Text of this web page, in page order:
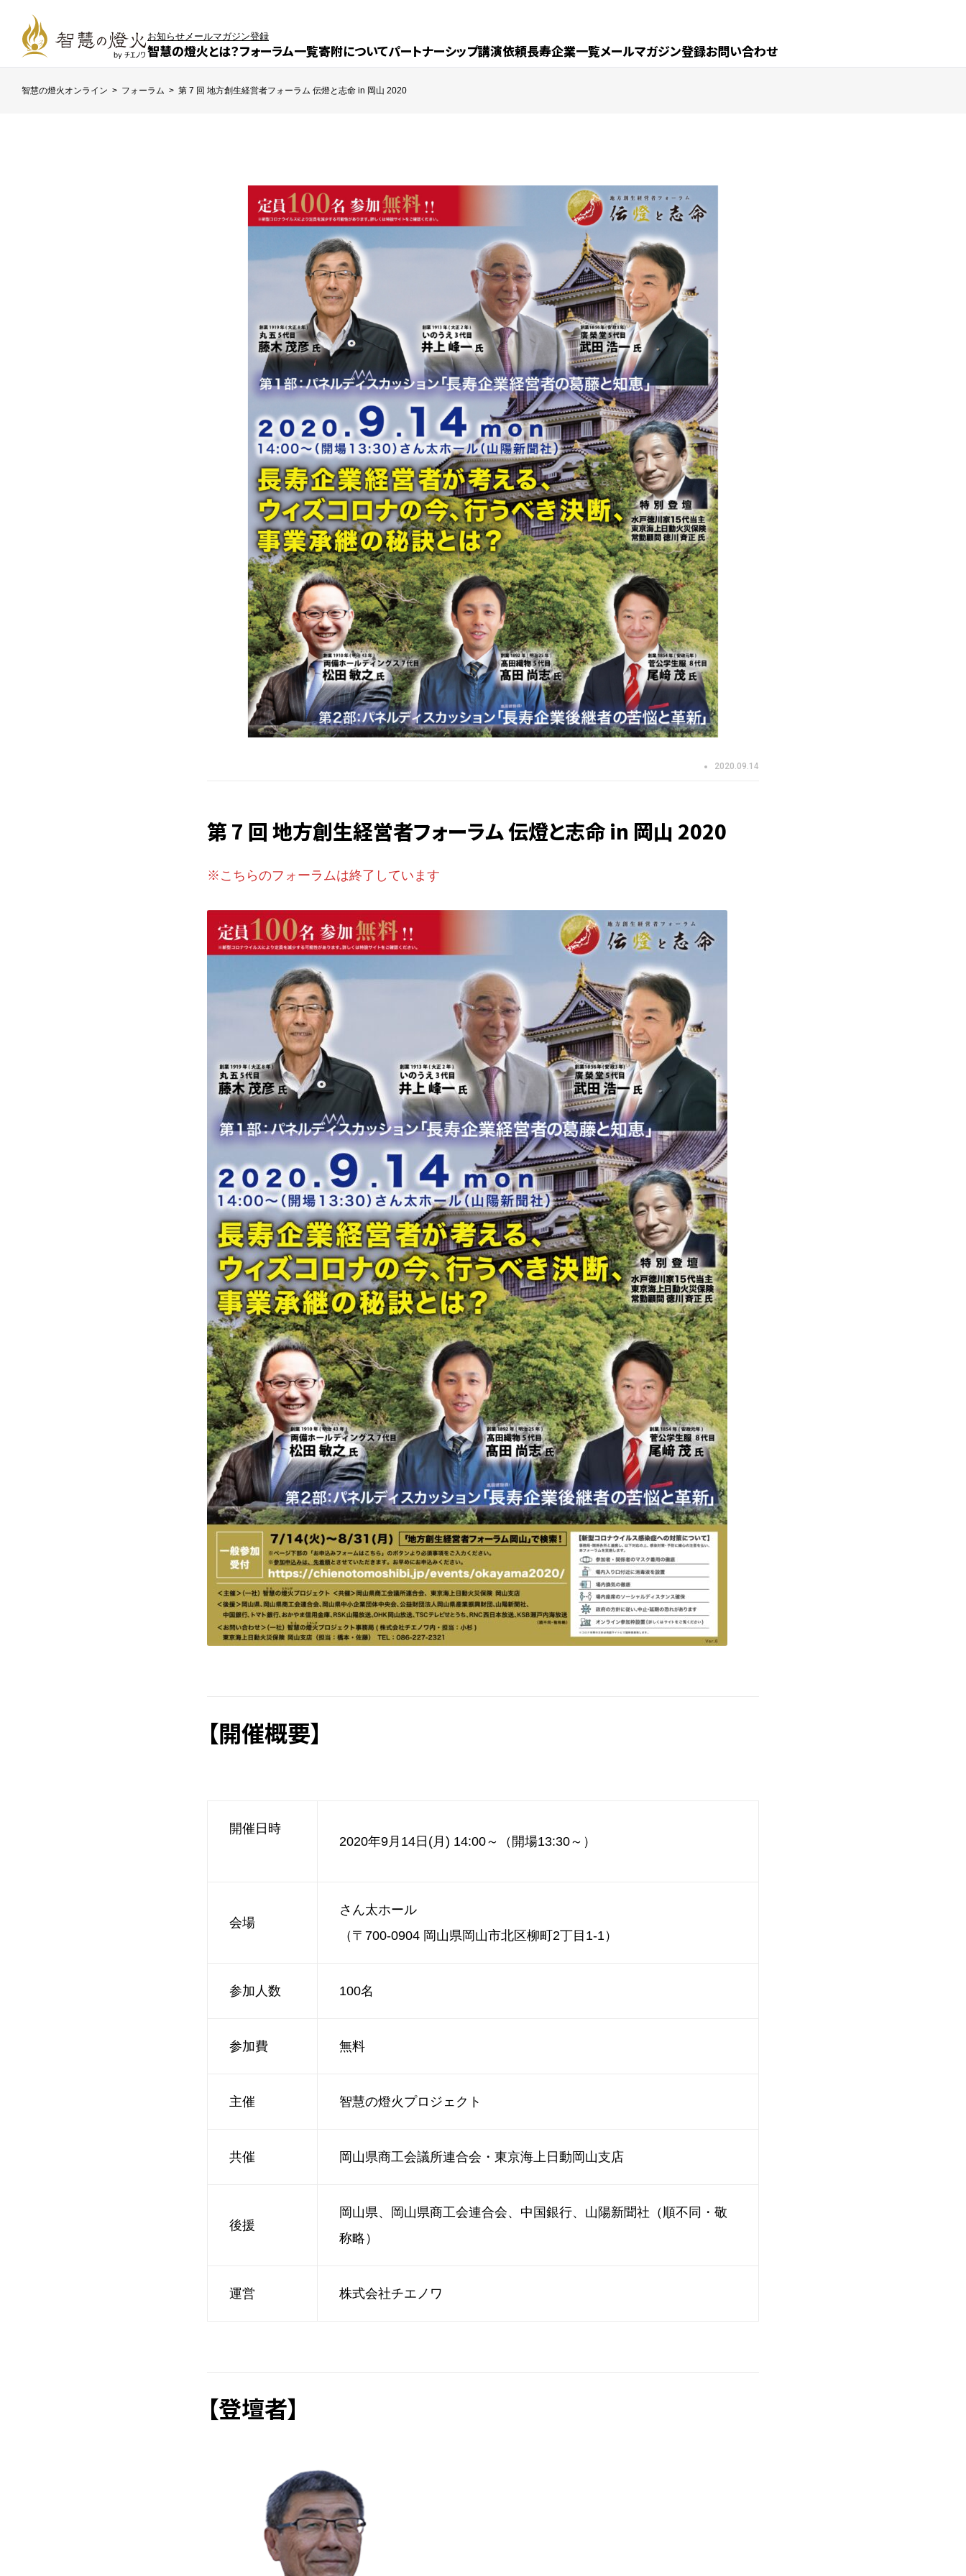
智慧の燈火とは？フォーラム一覧寄附についてパートナーシップ講演依頼長寿企業一覧メールマガジン登録お問い合わせ
お知らせメールマガジン登録
智慧の燈火オンライン > フォーラム > 第 7 回 地方創生経営者フォーラム 伝燈と志命 in 岡山 2020
2020.09.14
第 7 回 地方創生経営者フォーラム 伝燈と志命 in 岡山 2020
※こちらのフォーラムは終了しています
【開催概要】
開催日時
2020年9月14日(月) 14:00～（開場13:30～）
会場
さん太ホール
（〒700-0904 岡山県岡山市北区柳町2丁目1-1）
参加人数 100名
参加費 無料
主催 智慧の燈火プロジェクト
共催 岡山県商工会議所連合会・東京海上日動岡山支店
後援
岡山県、岡山県商工会連合会、中国銀行、山陽新聞社（順不同・敬
称略）
運営 株式会社チエノワ
【登壇者】